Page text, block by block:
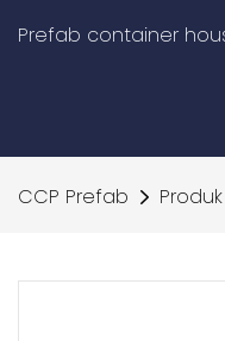
Prefab container
CCP Prefab Produk